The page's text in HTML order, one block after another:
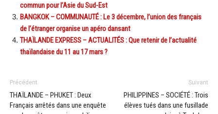
commun pour l’Asie du Sud-Est
BANGKOK – COMMUNAUTÉ : Le 3 décembre, l’union des français
de l’étranger organise un apéro dansant
THAÏLANDE EXPRESS – ACTUALITÉS : Que retenir de l’actualité
thaïlandaise du 11 au 17 mars ?
Précédent
THAÏLANDE – PHUKET : Deux
Français arrêtés dans une enquête
Suivant
PHILIPPINES – SOCIÉTÉ : Trois
élèves tués dans une fusillade